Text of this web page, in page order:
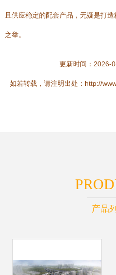
且供应稳定的配套产品，无疑是打
之举。
更新时间：2026-
如若转载，请注明出处：http://
产品